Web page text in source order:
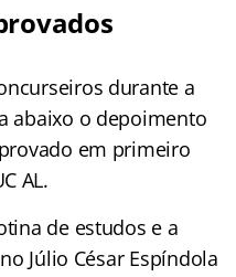
durante a
abaixo o depoimento
em primeiro
AL.
de estudos e a
Júlio César Espíndola